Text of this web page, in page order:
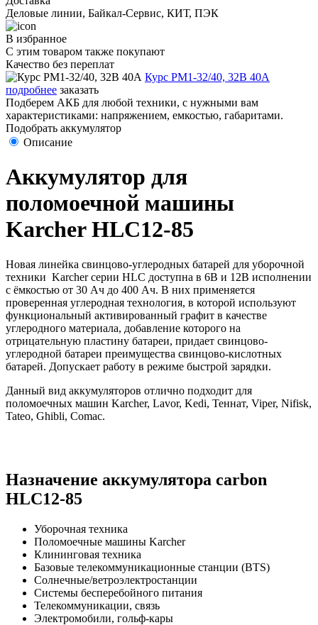
Деловые линии, Байкал-Сервис, КИТ, ПЭК
В избранное
С этим товаром также покупают
Качество без переплат
Курс PM1-32/40, 32В 40А
подробнее заказать
Подберем АКБ для любой техники, с нужными вам
характеристиками: напряжением, емкостью, габаритами.
Подобрать аккумулятор
Описание
Аккумулятор для
поломоечной машины
Karcher HLC12-85
Новая линейка свинцово-углеродных батарей для уборочной
техники Karcher серии HLC доступна в 6В и 12В исполнении
с ёмкостью от 30 Ач до 400 Ач. В них применяется
проверенная углеродная технология, в которой используют
функциональный активированный графит в качестве
углеродного материала, добавление которого на
отрицательную пластину батареи, придает свинцово-
углеродной батареи преимущества свинцово-кислотных
батарей. Допускает работу в режиме быстрой зарядки.
Данный вид аккумуляторов отлично подходит для
поломоечных машин Karcher, Lavor, Kedi, Теннат, Viper, Nifisk,
Tateo, Ghibli, Comac.
Назначение аккумулятора carbon
HLC12-85
Уборочная техника
Поломоечные машины Karcher
Клининговая техника
Базовые телекоммуникационные станции (BTS)
Солнечные/ветроэлектростанции
Системы бесперебойного питания
Телекоммуникации, связь
Электромобили, гольф-кары